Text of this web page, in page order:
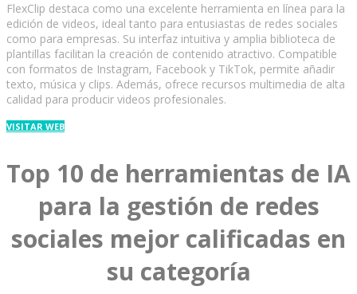
FlexClip destaca como una excelente herramienta en línea para la
edición de videos, ideal tanto para entusiastas de redes sociales
como para empresas. Su interfaz intuitiva y amplia biblioteca de
plantillas facilitan la creación de contenido atractivo. Compatible
con formatos de Instagram, Facebook y TikTok, permite añadir
texto, música y clips. Además, ofrece recursos multimedia de alta
calidad para producir videos profesionales.
VISITAR WEB
Top 10 de herramientas de IA
para la gestión de redes
sociales mejor calificadas en
su categoría